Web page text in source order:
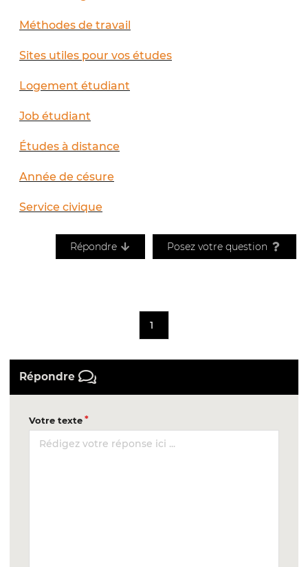
Méthodes de travail
Sites utiles pour vos études
Logement étudiant
Job étudiant
Études à distance
Année de césure
Service civique
Répondre Posez votre question
1
Répondre
Votre texte